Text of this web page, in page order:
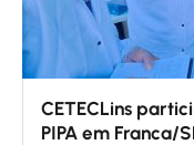
CETECLins
PIPA em Franca/